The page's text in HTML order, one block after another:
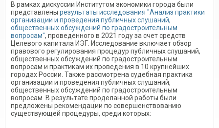
В рамках дискуссии Институтом экономики города были
представлены результаты исследования "Анализ практики
организации и проведения публичных слушаний,
общественных обсуждений по градостроительным
вопросам", проведенного в 2021 году за счет средств
Целевого капитала ИЭГ. Исследование включает обзор
правового регулирования процедур публичных слушаний,
общественных обсуждений по градостроительным
вопросам и практикам их проведения в 10 крупнейших
городах России. Также рассмотрена судебная практика
организации и проведения публичных слушаний,
общественных обсуждений по градостроительным
вопросам. В результате проделанной работы были
предложены рекомендации по совершенствованию
существующей процедуры, среди которых: